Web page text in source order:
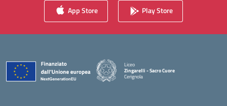
App Store Play Store
Liceo
Zingarelli - Sacro Cuore
Cerignola
— Visita la pagina iniziale della scuola